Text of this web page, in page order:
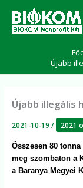
content
Újabb
Újabb illegális
2021-10-19/ 2021
Összesen 80
meg szombaton a
a Baranya Megyei
e
r
s